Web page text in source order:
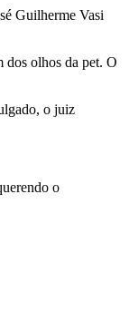
Guilherme Vasi
dos olhos da pet. O
o juiz
o